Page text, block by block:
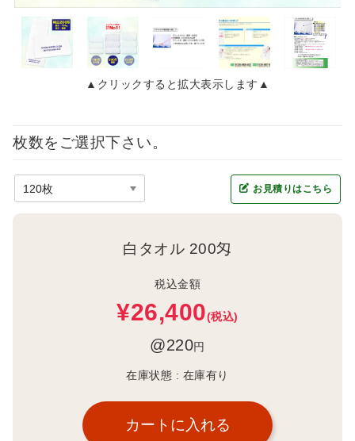
▲クリックすると拡大表示します▲
枚数をご選択下さい。
お見積りはこちら
白タオル 200匁
税込金額
¥26,400(税込)
@220円
在庫状態 : 在庫有り